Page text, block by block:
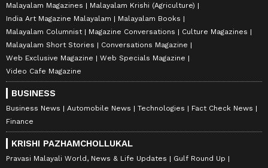
Malayalam Magazines
Malayalam Krishi (Agriculture)
India Art Magazine Malayalam
Malayalam Books
Malayalam Columnist
Magazine Conversations
Culture Magazines
Malayalam Short Stories
Conversations Magazine
Web Exclusive Magazine
Web Specials Magazine
Video Cafe Magazine
BUSINESS
Business News Automobile News Technologies
Fact Check News
Finance
KRISHI PAZHAMCHOLLUKAL
Pravasi Malayali World, News & Life Updates
Gulf Round Up